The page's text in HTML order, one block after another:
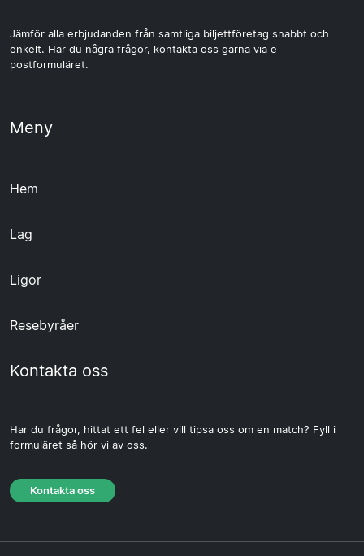
Jämför alla erbjudanden från samtliga biljettföretag snabbt och
enkelt. Har du några frågor, kontakta oss gärna via e-
postformuläret.
Meny
Hem
Lag
Ligor
Resebyråer
Kontakta oss
Har du frågor, hittat ett fel eller vill tipsa oss om en match? Fyll i
formuläret så hör vi av oss.
Kontakta oss